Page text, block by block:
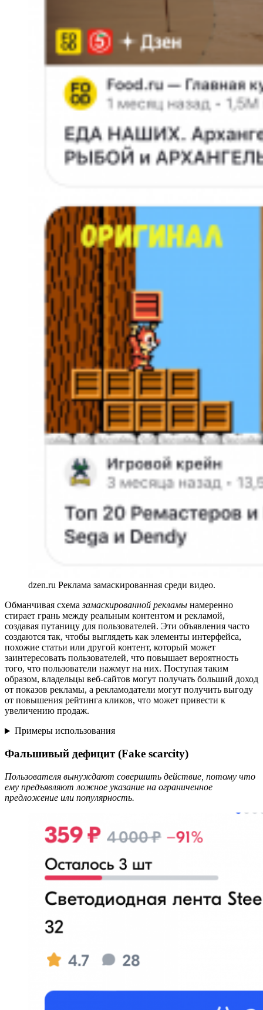
dzen.ru Реклама замаскированная среди видео.
Обманчивая схемазамаскированной рекламы намеренно
стирает грань между реальным контентом и рекламой,
создавая путаницу для пользователей. Эти объявления часто
создаются так, чтобы выглядеть как элементы интерфейса,
похожие статьи или другой контент, который может
заинтересовать пользователей, что повышает вероятность
того, что пользователи нажмут на них. Поступая таким
образом, владельцы веб-сайтов могут получать больший доход
от показов рекламы, а рекламодатели могут получить выгоду
от повышения рейтинга кликов, что может привести к
увеличению продаж.
Примеры использования
Фальшивый дефицит (Fake scarcity)
Пользователя вынуждают совершить действие, потому что
ему предъявляют ложное указание на ограниченное
предложение или популярность.